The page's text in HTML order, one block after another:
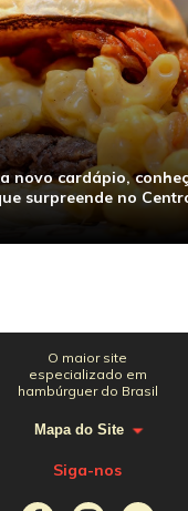
novo cardápio,
surpreende no
O maior site
especializado em
hambúrguer do Brasil
Mapa do Site
Siga-nos